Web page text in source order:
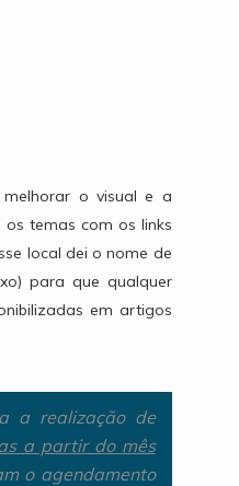
o visual e a
temas com os links
local dei o nome de
para que qualquer
em artigos
a realização de
a partir do mês
o agendamento